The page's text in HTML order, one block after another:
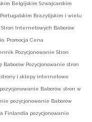
Belgijskim Szwajcarskim
Brazylijskim i wielu
Internetowych Baborów
Promocja Cena
Pozycjonowanie Stron
Baborów Pozycjonowanie stron
strony i sklepy internetowe
Baborów. stron w
pozycjonowanie Baborów
Finlandia pozycjonowanie